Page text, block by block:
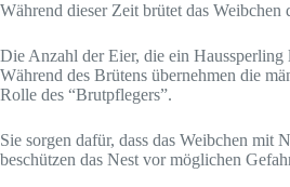
Während dieser Zeit brütet das Weibchen
Die Anzahl der Eier, die ein
Während des Brütens übernehmen die
Rolle des “Brutpflegers”.
Sie sorgen dafür, dass das Weibchen mit
beschützen das Nest vor möglichen